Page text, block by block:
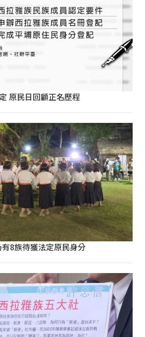
原民日回顧正名歷程
8族待獲法定原民身分